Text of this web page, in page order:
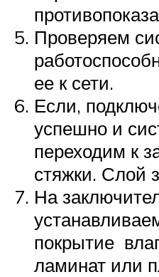
Проверяем
ее к сети.
Если,
успешно и
переходим к
стяжки. Слой
На
покрытие
ламинат или